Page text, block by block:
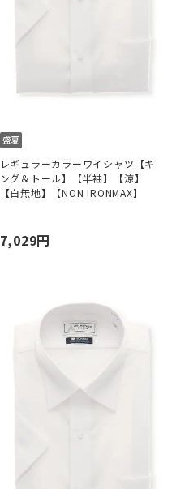
レギュラーカラーワイシャツ【キ
ング＆トール】【半袖】【涼】
【白無地】【NON IRONMAX】
7,029円